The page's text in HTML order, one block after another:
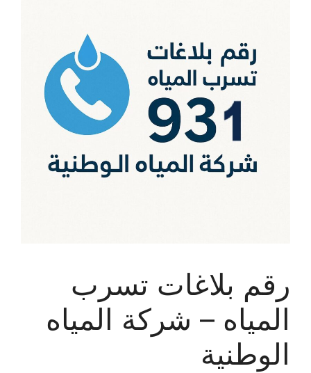
رقم بلاغات تسرب
المياه – شركة المياه
الوطنية